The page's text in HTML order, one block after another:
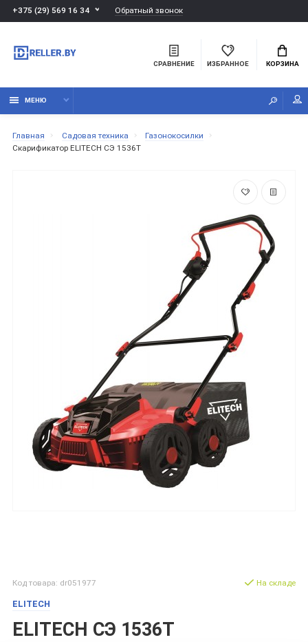
+375 (29) 569 16 34 Обратный звонок
СРАВНЕНИЕ ИЗБРАННОЕ КОРЗИНА
МЕНЮ
Главная Садовая техника
Газонокосилки
Скарификатор ELITECH СЭ 1536Т
Код товара: dr051977
ELITECH
ELITECH СЭ 1536Т
На складе